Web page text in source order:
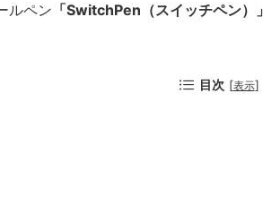
ルペン 「SwitchPen（スイッチペン）」
目次 [表示]